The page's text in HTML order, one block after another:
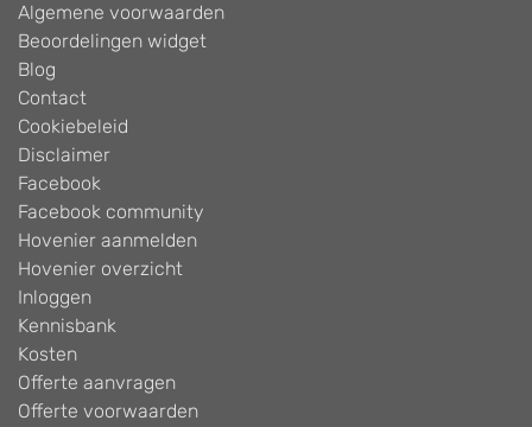
Algemene voorwaarden
Beoordelingen widget
Blog
Contact
Cookiebeleid
Disclaimer
Facebook
Facebook community
Hovenier aanmelden
Hovenier overzicht
Inloggen
Kennisbank
Kosten
Offerte aanvragen
Offerte voorwaarden